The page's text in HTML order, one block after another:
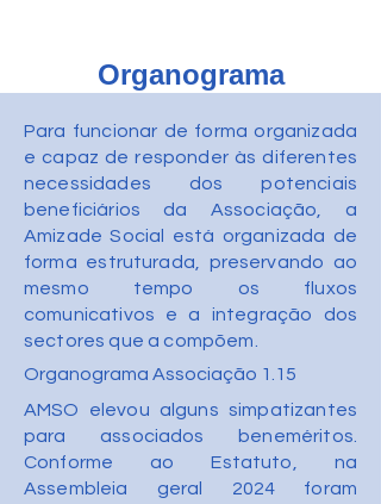
Organograma
Para funcionar de forma organizada
e capaz de responder às diferentes
necessidades dos potenciais
beneficiários da Associação, a
Amizade Social está organizada de
forma estruturada, preservando ao
mesmo tempo os fluxos
comunicativos e a integração dos
sectores que a compõem.
Organograma Associação 1.15
AMSO elevou alguns simpatizantes
para associados beneméritos.
Conforme ao Estatuto, na
Assembleia geral 2024 foram